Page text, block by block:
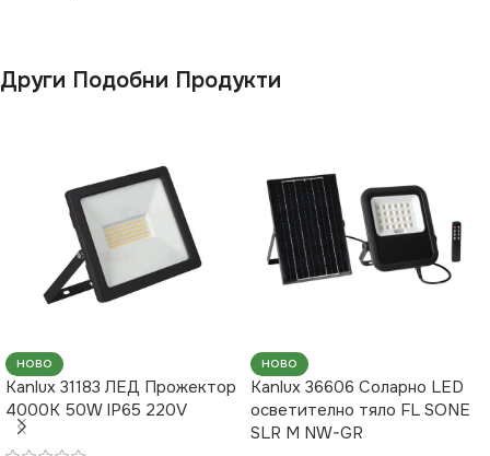
Други Подобни Продукти
НОВО
Kanlux 31183 ЛЕД Прожектор
4000K 50W IP65 220V
НОВО
Kanlux 36606 Соларно LED
осветително тяло FL SONE
SLR M NW-GR